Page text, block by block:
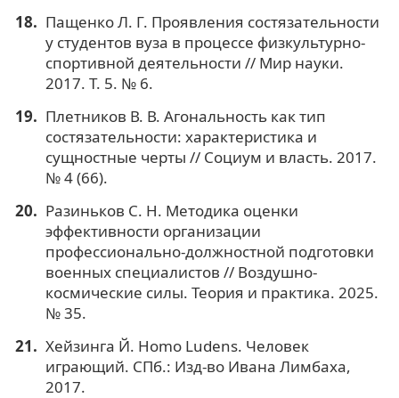
Пащенко Л. Г. Проявления состязательности
у студентов вуза в процессе физкультурно-
спортивной деятельности // Мир науки.
2017. Т. 5. № 6.
Плетников В. В. Агональность как тип
состязательности: характеристика и
сущностные черты // Социум и власть. 2017.
№ 4 (66).
Разиньков С. Н. Методика оценки
эффективности организации
профессионально-должностной подготовки
военных специалистов // Воздушно-
космические силы. Теория и практика. 2025.
№ 35.
Хейзинга Й. Homo Ludens. Человек
играющий. СПб.: Изд-во Ивана Лимбаха,
2017.